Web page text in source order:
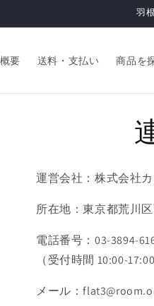
羽
要 送料・支払い 商品を
運営会社：株式会社
所在地：東京都荒川
電話番号：03-3894-
（受付時間 10:00-
メール：